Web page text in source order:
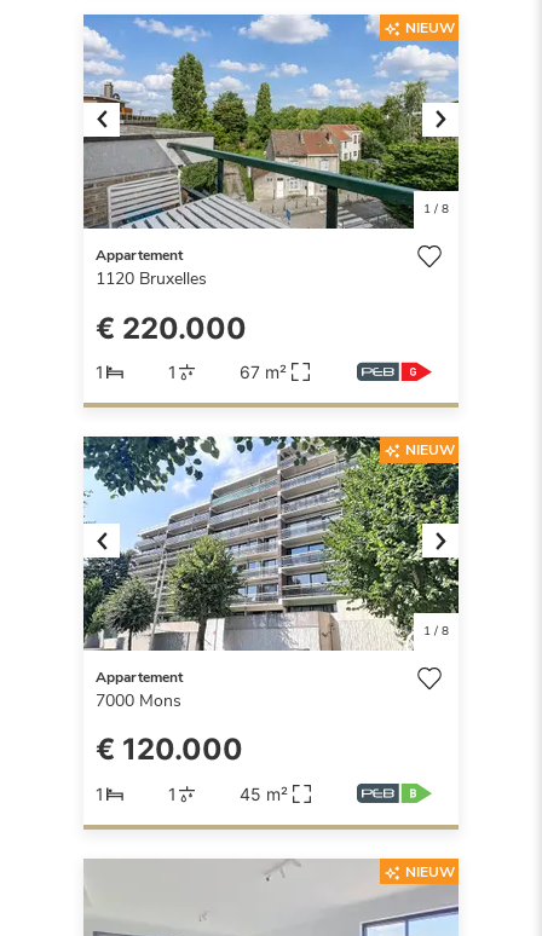
Previous Next
1/ 8
NIEUW
Appartement
1120 Bruxelles
€ 220.000
1 1 67 m²
Previous Next
1/ 8
NIEUW
Appartement
7000 Mons
€ 120.000
1 1 45 m²
NIEUW